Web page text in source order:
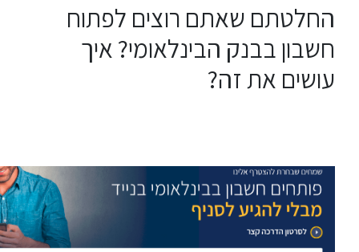
החלטתם שאתם רוצים לפתוח
חשבון בבנק הבינלאומי? איך
עושים את זה?